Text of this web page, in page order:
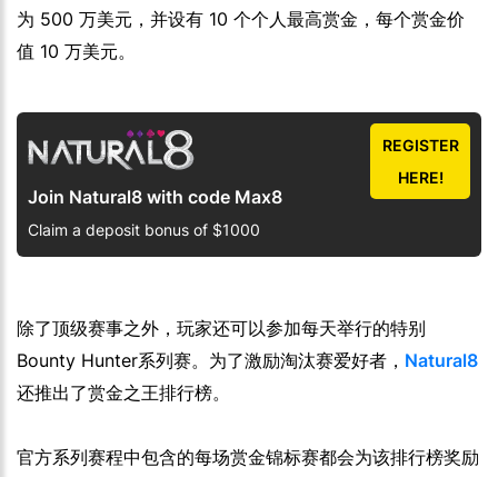
为 500 万美元，并设有 10 个个人最高赏金，每个赏金价
值 10 万美元。
Join Natural8 with code Max8
Claim a deposit bonus of $1000
REGISTER
HERE!
除了顶级赛事之外，玩家还可以参加每天举行的特别
Bounty Hunter系列赛。为了激励淘汰赛爱好者， Natural8
还推出了赏金之王排行榜。
官方系列赛程中包含的每场赏金锦标赛都会为该排行榜奖励